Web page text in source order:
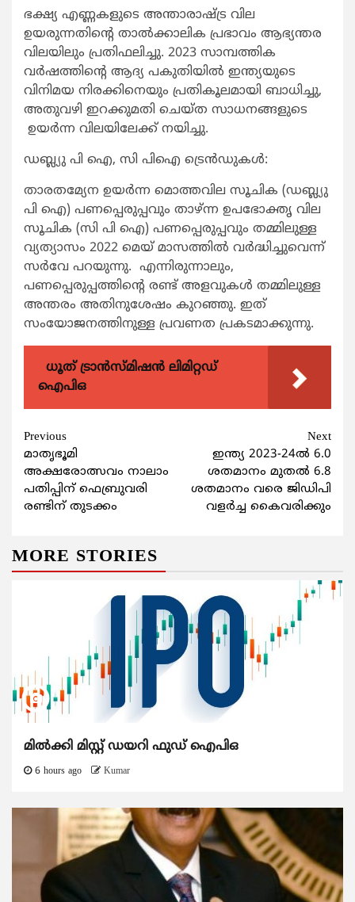
ഭക്ഷ്യ എണ്ണകളുടെ അന്താരാഷ്ട്ര വില
ഉയരുന്നതിന്റെ താൽക്കാലിക പ്രഭാവം ആഭ്യന്തര
വിലയിലും പ്രതിഫലിച്ചു. 2023 സാമ്പത്തിക
വർഷത്തിന്റെ ആദ്യ പകുതിയിൽ ഇന്ത്യയുടെ
വിനിമയ നിരക്കിനെയും പ്രതികൂലമായി ബാധിച്ചു,
അതുവഴി ഇറക്കുമതി ചെയ്ത സാധനങ്ങളുടെ
ഉയർന്ന വിലയിലേക്ക് നയിച്ചു.
ഡബ്ല്യു പി ഐ, സി പിഐ ട്രെൻഡുകൾ:
താരതമ്യേന ഉയർന്ന മൊത്തവില സൂചിക (ഡബ്ല്യു
പി ഐ) പണപ്പെരുപ്പവും താഴ്ന്ന ഉപഭോക്തൃ വില
സൂചിക (സി പി ഐ) പണപ്പെരുപ്പവും തമ്മിലുള്ള
വ്യത്യാസം 2022 മെയ് മാസത്തിൽ വർദ്ധിച്ചുവെന്ന്
സർവേ പറയുന്നു. എന്നിരുന്നാലും,
പണപ്പെരുപ്പത്തിന്റെ രണ്ട് അളവുകൾ തമ്മിലുള്ള
അന്തരം അതിനുശേഷം കുറഞ്ഞു. ഇത്
സംയോജനത്തിനുള്ള പ്രവണത പ്രകടമാക്കുന്നു.
ധൂത് ട്രാൻസ്മിഷൻ ലിമിറ്റഡ്
ഐപിഒ
Continue
Reading
Previous
മാതൃഭൂമി
അക്ഷരോത്സവം നാലാം
പതിപ്പിന് ഫെബ്രുവരി
രണ്ടിന് തുടക്കം
Next
ഇന്ത്യ 2023-24ല്‍ 6.0
ശതമാനം മുതല്‍ 6.8
ശതമാനം വരെ ജിഡിപി
വളര്‍ച്ച കൈവരിക്കും
MORE STORIES
മിൽക്കി മിസ്റ്റ് ഡയറി ഫുഡ് ഐപിഒ
6 hours ago Kumar